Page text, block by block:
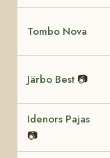
Tombo Nova
Järbo Best 📷
Idenors Pajas
📷